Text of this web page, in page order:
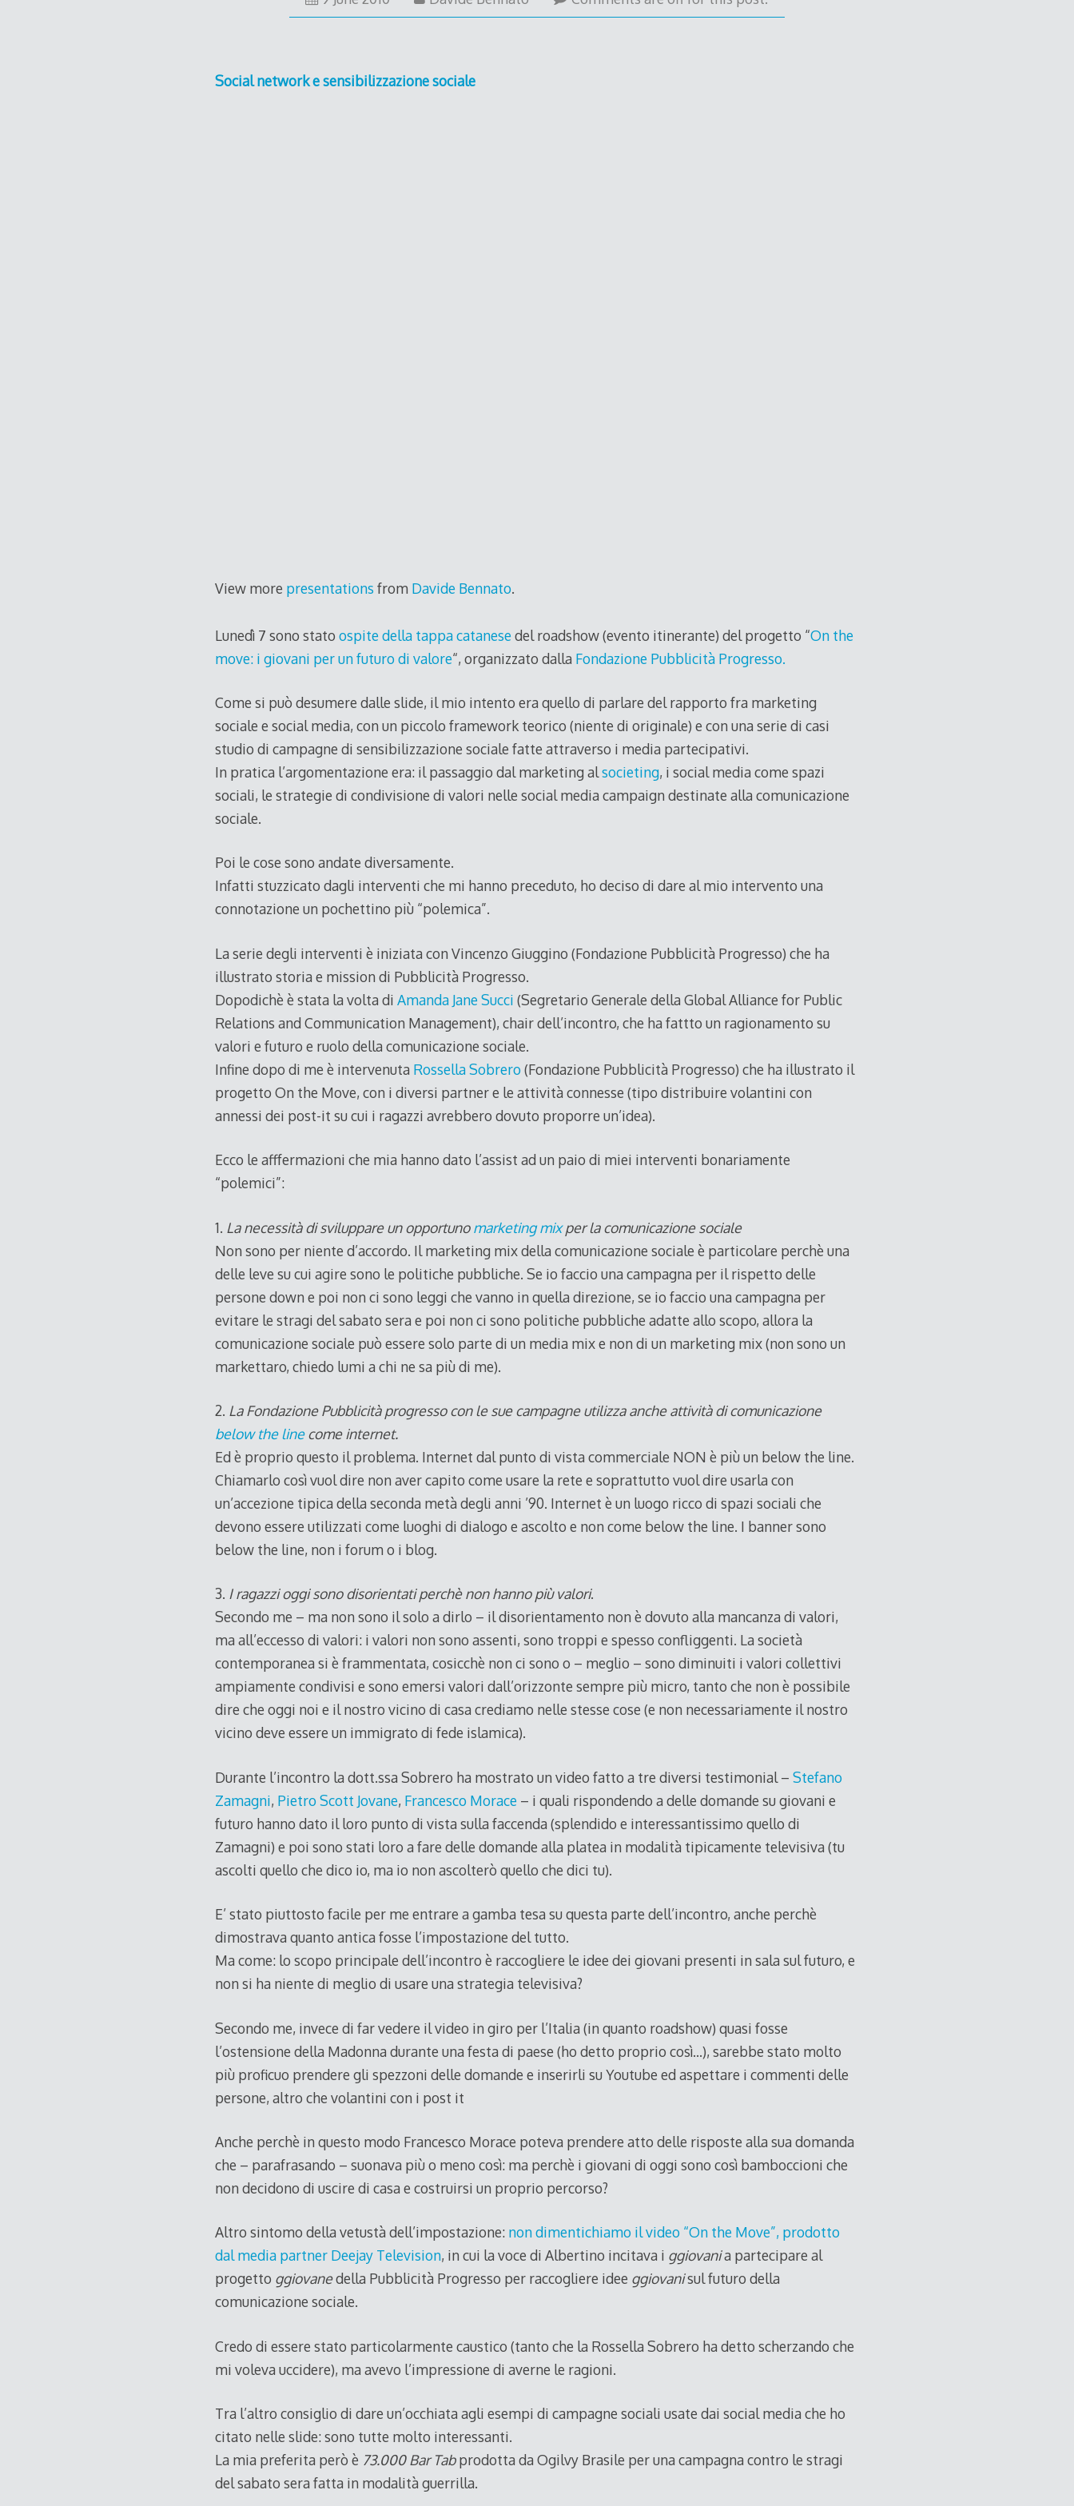
June
Social network e sensibilizzazione sociale
View more presentations from Davide Bennato.
Lunedì 7 sono stato ospite della tappa catanesedel roadshow (evento itinerante) del progetto “On the
move: i giovani per un futuro di valore“, organizzato dalla Fondazione Pubblicità Progresso.
Come si può desumere dalle slide, il mio intento era quello di parlare del rapporto fra marketing
sociale e social media, con un piccolo framework teorico (niente di originale) e con una serie di casi
studio di campagne di sensibilizzazione sociale fatte attraverso i media partecipativi.
In pratica l’argomentazione era: il passaggio dal marketing alsocieting, i social media come spazi
sociali, le strategie di condivisione di valori nelle social media campaign destinate alla comunicazione
sociale.
Poi le cose sono andate diversamente.
Infatti stuzzicato dagli interventi che mi hanno preceduto, ho deciso di dare al mio intervento una
connotazione un pochettino più “polemica”.
La serie degli interventi è iniziata con Vincenzo Giuggino (Fondazione Pubblicità Progresso) che ha
illustrato storia e mission di Pubblicità Progresso.
Dopodichè è stata la volta di Amanda Jane Succi (Segretario Generale della Global Alliance for Public
Relations and Communication Management), chair dell’incontro, che ha fattto un ragionamento su
valori e futuro e ruolo della comunicazione sociale.
Infine dopo di me è intervenuta Rossella Sobrero(Fondazione Pubblicità Progresso) che ha illustrato il
progetto On the Move, con i diversi partner e le attività connesse (tipo distribuire volantini con
annessi dei post-it su cui i ragazzi avrebbero dovuto proporre un’idea).
Ecco le afffermazioni che mia hanno dato l’assist ad un paio di miei interventi bonariamente
“polemici”:
1. La necessità di sviluppare un opportunomarketing mixper la comunicazione sociale
Non sono per niente d’accordo. Il marketing mix della comunicazione sociale è particolare perchè una
delle leve su cui agire sono le politiche pubbliche. Se io faccio una campagna per il rispetto delle
persone down e poi non ci sono leggi che vanno in quella direzione, se io faccio una campagna per
evitare le stragi del sabato sera e poi non ci sono politiche pubbliche adatte allo scopo, allora la
comunicazione sociale può essere solo parte di un media mix e non di un marketing mix (non sono un
markettaro, chiedo lumi a chi ne sa più di me).
2. La Fondazione Pubblicità progresso con le sue campagne utilizza anche attività di comunicazione
below the linecome internet.
Ed è proprio questo il problema. Internet dal punto di vista commerciale NON è più un below the line.
Chiamarlo così vuol dire non aver capito come usare la rete e soprattutto vuol dire usarla con
un’accezione tipica della seconda metà degli anni ’90. Internet è un luogo ricco di spazi sociali che
devono essere utilizzati come luoghi di dialogo e ascolto e non come below the line. I banner sono
below the line, non i forum o i blog.
3. I ragazzi oggi sono disorientati perchè non hanno più valori.
Secondo me – ma non sono il solo a dirlo – il disorientamento non è dovuto alla mancanza di valori,
ma all’eccesso di valori: i valori non sono assenti, sono troppi e spesso confliggenti. La società
contemporanea si è frammentata, cosicchè non ci sono o – meglio – sono diminuiti i valori collettivi
ampiamente condivisi e sono emersi valori dall’orizzonte sempre più micro, tanto che non è possibile
dire che oggi noi e il nostro vicino di casa crediamo nelle stesse cose (e non necessariamente il nostro
vicino deve essere un immigrato di fede islamica).
Durante l’incontro la dott.ssa Sobrero ha mostrato un video fatto a tre diversi testimonial – Stefano
Zamagni, Pietro Scott Jovane, Francesco Morace– i quali rispondendo a delle domande su giovani e
futuro hanno dato il loro punto di vista sulla faccenda (splendido e interessantissimo quello di
Zamagni) e poi sono stati loro a fare delle domande alla platea in modalità tipicamente televisiva (tu
ascolti quello che dico io, ma io non ascolterò quello che dici tu).
E’ stato piuttosto facile per me entrare a gamba tesa su questa parte dell’incontro, anche perchè
dimostrava quanto antica fosse l’impostazione del tutto.
Ma come: lo scopo principale dell’incontro è raccogliere le idee dei giovani presenti in sala sul futuro, e
non si ha niente di meglio di usare una strategia televisiva?
Secondo me, invece di far vedere il video in giro per l’Italia (in quanto roadshow) quasi fosse
l’ostensione della Madonna durante una festa di paese (ho detto proprio così…), sarebbe stato molto
più proficuo prendere gli spezzoni delle domande e inserirli su Youtube ed aspettare i commenti delle
persone, altro che volantini con i post it
Anche perchè in questo modo Francesco Morace poteva prendere atto delle risposte alla sua domanda
che – parafrasando – suonava più o meno così: ma perchè i giovani di oggi sono così bamboccioni che
non decidono di uscire di casa e costruirsi un proprio percorso?
Altro sintomo della vetustà dell’impostazione: non dimentichiamo il video “On the Move”, prodotto
dal media partner Deejay Television, in cui la voce di Albertino incitava i ggiovania partecipare al
progetto ggiovanedella Pubblicità Progresso per raccogliere idee ggiovanisul futuro della
comunicazione sociale.
Credo di essere stato particolarmente caustico (tanto che la Rossella Sobrero ha detto scherzando che
mi voleva uccidere), ma avevo l’impressione di averne le ragioni.
Tra l’altro consiglio di dare un’occhiata agli esempi di campagne sociali usate dai social media che ho
citato nelle slide: sono tutte molto interessanti.
La mia preferita però è 73.000 Bar Tabprodotta da Ogilvy Brasile per una campagna contro le stragi
del sabato sera fatta in modalità guerrilla.